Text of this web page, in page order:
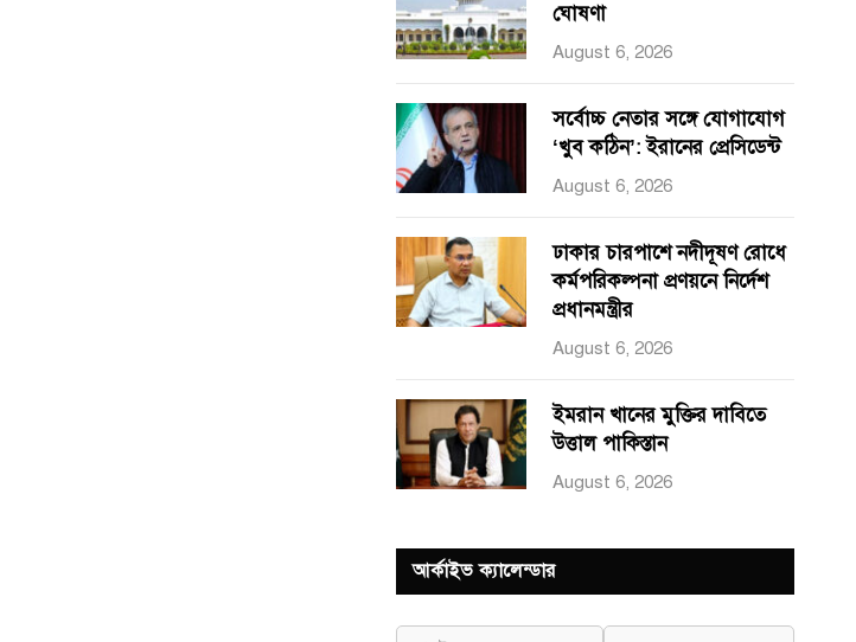
ঘোষণা
August 6, 2026
সর্বোচ্চ নেতার সঙ্গে যোগাযোগ
‘খুব কঠিন’: ইরানের প্রেসিডেন্ট
August 6, 2026
ঢাকার চারপাশে নদীদূষণ রোধে
কর্মপরিকল্পনা প্রণয়নে নির্দেশ
প্রধানমন্ত্রীর
August 6, 2026
ইমরান খানের মুক্তির দাবিতে
উত্তাল পাকিস্তান
August 6, 2026
আর্কাইভ ক্যালেন্ডার